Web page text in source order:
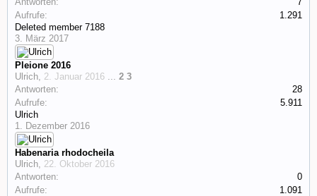
Aufrufe:
1.291
Deleted member 7188
3. März 2017
Pleione 2016
Ulrich, 2. Januar 2016 ... 2 3
Antworten:
28
Aufrufe:
5.911
Ulrich
1. Dezember 2016
Habenaria rhodocheila
Ulrich, 22. Oktober 2016
Antworten:
0
Aufrufe:
1.091